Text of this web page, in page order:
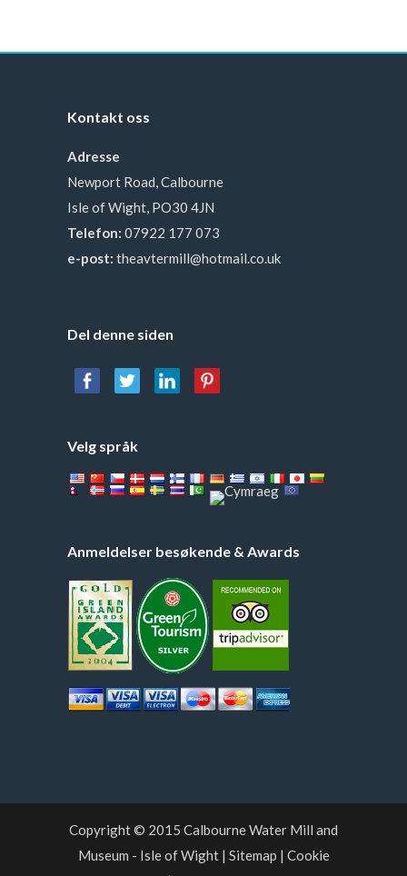
Kontakt oss
Adresse
Newport Road, Calbourne
Isle of Wight, PO30 4JN
Telefon: 07922 177 073
e-post: theavtermill@hotmail.co.uk
Del denne siden
Velg språk
Anmeldelser besøkende & Awards
Copyright © 2015 Calbourne Water Mill and
Museum - Isle of Wight| Sitemap | Cookie